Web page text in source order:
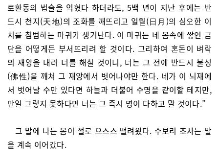
로환동의 법술을 익혔다 하더라도, 5백 년이 지난 후에는 반
드시 천지(天地)의 조화를 깨뜨리고 일월(日月)의 심오한 이
치를 침범하는 마귀가 생겨난다. 이 마귀는 네 몸속에 쌓인 금
단을 어떻게든 부서뜨리려 할 것이다. 그리하여 혼돈이 벼락
의 재앙을 내려 너를 해칠 것이니, 너는 그 전에 반드시 불성
(佛性)을 깨쳐 그 재앙에서 벗어나야만 한다. 네가 이 뇌재에
서 벗어날 수만 있다면 하늘과 더불어 수명을 같이할 테지만,
만일 그렇지 못하다면 너는 그 즉시 명이 다하고 말 것이다.”
그 말에 나는 몸이 절로 으스스 떨려왔다. 수보리 조사는 말
을 계속 이어갔다.